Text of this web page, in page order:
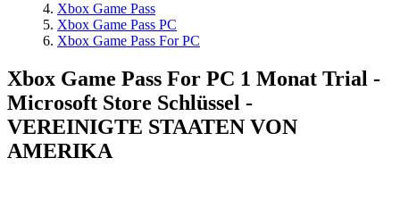
Xbox Game Pass
Xbox Game Pass PC
Xbox Game Pass For PC
Xbox Game Pass For PC 1 Monat Trial -
Microsoft Store Schlüssel -
VEREINIGTE STAATEN VON
AMERIKA